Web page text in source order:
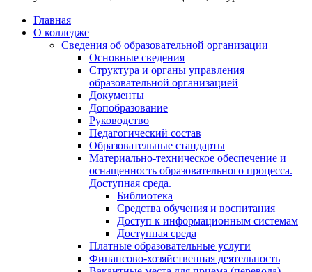
Главная
О колледже
Сведения об образовательной организации
Основные сведения
Структура и органы управления
образовательной организацией
Документы
Допобразование
Руководство
Педагогический состав
Образовательные стандарты
Материально-техническое обеспечение и
оснащенность образовательного процесса.
Доступная среда.
Библиотека
Средства обучения и воспитания
Доступ к информационным системам
Доступная среда
Платные образовательные услуги
Финансово-хозяйственная деятельность